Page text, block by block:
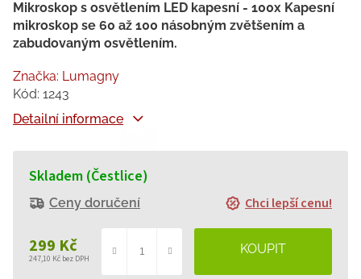
299 Kč
247,10 Kč bez DPH
Skladem (Čestlice)
Ceny doručení Chci lepší cenu!
Mikroskop s osvětlením LED kapesní - 100x Kapesní
mikroskop se 60 až 100 násobným zvětšením a
zabudovaným osvětlením.
Detailní informace
Značka: Lumagny
Kód: 1243